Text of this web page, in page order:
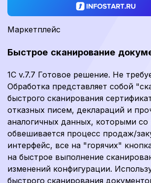
Маркетплейс
Быстрое сканирование
1C v.7.7 Готовое решение. Не
Обработка представляет собой
быстрого сканирования
отказных писем, деклараций и
аналогичных данных, которыми со
обвешивается процесс продаж/
интерфейс, все на "горячих"
на быстрое выполнение
изменений конфигурации.
быстрого сканирования